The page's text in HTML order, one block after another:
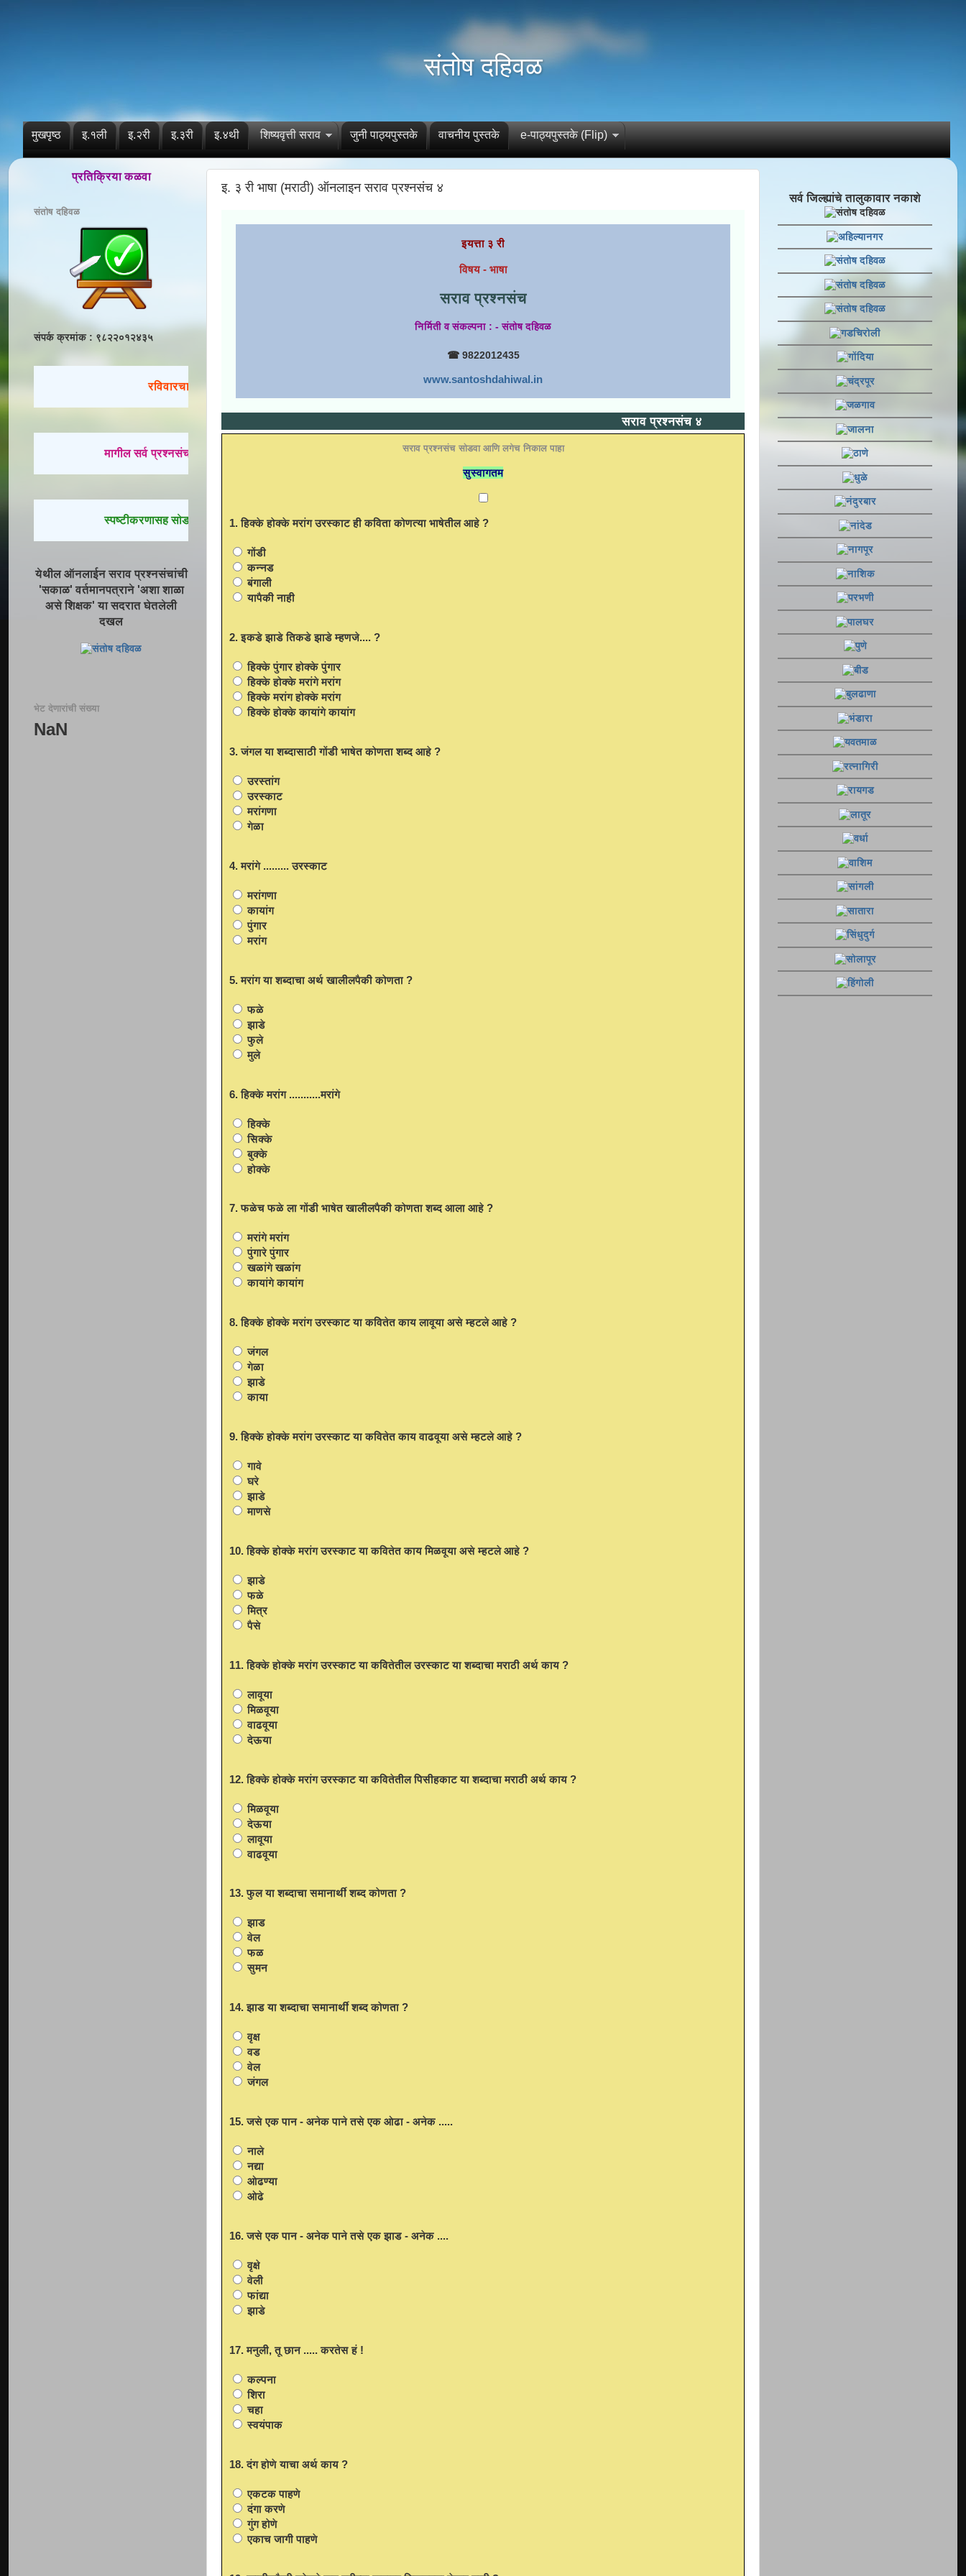
संतोष दहिवळ
मुखपृष्ठ इ.१ली इ.२री इ.३री इ.४थी शिष्यवृत्ती सराव जुनी पाठ्यपुस्तके वाचनीय पुस्तके e-पाठ्यपुस्तके (Flip)
इ. ३ री भाषा (मराठी) ऑनलाइन सराव प्रश्नसंच ४
इयत्ता ३ री
विषय - भाषा
सराव प्रश्नसंच
निर्मिती व संकल्पना : - संतोष दहिवळ
☎ 9822012435
www.santoshdahiwal.in
सराव प्रश्नसंच ४
सराव प्रश्नसंच सोडवा आणि लगेच निकाल पाहा
सुस्वागतम
1. हिक्के होक्के मरांग उरस्काट ही कविता कोणत्या भाषेतील आहे ?
गोंडी
कन्नड
बंगाली
यापैकी नाही
2. इकडे झाडे तिकडे झाडे म्हणजे.... ?
हिक्के पुंगार होक्के पुंगार
हिक्के होक्के मरांगे मरांग
हिक्के मरांग होक्के मरांग
हिक्के होक्के कायांगे कायांग
3. जंगल या शब्दासाठी गोंडी भाषेत कोणता शब्द आहे ?
उरस्तांग
उरस्काट
मरांगणा
गेळा
4. मरांगे ......... उरस्काट
मरांगणा
कायांग
पुंगार
मरांग
5. मरांग या शब्दाचा अर्थ खालीलपैकी कोणता ?
फळे
झाडे
फुले
मुले
6. हिक्के मरांग ...........मरांगे
हिक्के
सिक्के
बुक्के
होक्के
7. फळेच फळे ला गोंडी भाषेत खालीलपैकी कोणता शब्द आला आहे ?
मरांगे मरांग
पुंगारे पुंगार
खळांगे खळांग
कायांगे कायांग
8. हिक्के होक्के मरांग उरस्काट या कवितेत काय लावूया असे म्हटले आहे ?
जंगल
गेळा
झाडे
काया
9. हिक्के होक्के मरांग उरस्काट या कवितेत काय वाढवूया असे म्हटले आहे ?
गावे
घरे
झाडे
माणसे
10. हिक्के होक्के मरांग उरस्काट या कवितेत काय मिळवूया असे म्हटले आहे ?
झाडे
फळे
मित्र
पैसे
11. हिक्के होक्के मरांग उरस्काट या कवितेतील उरस्काट या शब्दाचा मराठी अर्थ काय ?
लावूया
मिळवूया
वाढवूया
देऊया
12. हिक्के होक्के मरांग उरस्काट या कवितेतील पिसीहकाट या शब्दाचा मराठी अर्थ काय ?
मिळवूया
देऊया
लावूया
वाढवूया
13. फुल या शब्दाचा समानार्थी शब्द कोणता ?
झाड
वेल
फळ
सुमन
14. झाड या शब्दाचा समानार्थी शब्द कोणता ?
वृक्ष
वड
वेल
जंगल
15. जसे एक पान - अनेक पाने तसे एक ओढा - अनेक .....
नाले
नद्या
ओढण्या
ओढे
16. जसे एक पान - अनेक पाने तसे एक झाड - अनेक ....
वृक्षे
वेली
फांद्या
झाडे
17. मनुली, तू छान ..... करतेस हं !
कल्पना
शिरा
चहा
स्वयंपाक
18. दंग होणे याचा अर्थ काय ?
एकटक पाहणे
दंगा करणे
गुंग होणे
एकाच जागी पाहणे
प्रतिक्रिया कळवा
संतोष दहिवळ
संपर्क क्रमांक : ९८२२०१२४३५
रविवारचा सराव
मागील सर्व प्रश्नसंच सोडवण्यासाठी येथे क्लिक करा.
स्पष्टीकरणासह सोडवलेले प्रश्न पाहण्यासाठी येथे क्लिक करा.
येथील ऑनलाईन सराव प्रश्नसंचांची
'सकाळ' वर्तमानपत्राने 'अशा शाळा
असे शिक्षक' या सदरात घेतलेली
दखल
भेट देणारांची संख्या
NaN
सर्व जिल्ह्यांचे तालुकावार नकाशे